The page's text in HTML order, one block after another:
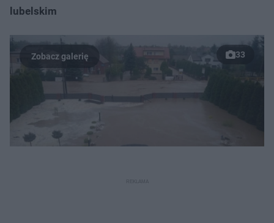
lubelskim
33